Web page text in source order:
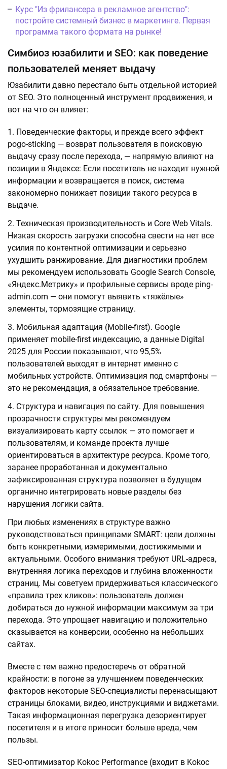
Курс "Из фрилансера в рекламное агентство":
постройте системный бизнес в маркетинге. Первая
программа такого формата на рынке!
Симбиоз юзабилити и SEO: как поведение
пользователей меняет выдачу
Юзабилити давно перестало быть отдельной историей
от SEO. Это полноценный инструмент продвижения, и
вот на что он влияет:
Поведенческие факторы, и прежде всего эффект
pogo-sticking — возврат пользователя в поисковую
выдачу сразу после перехода, — напрямую влияют на
позиции в Яндексе: Если посетитель не находит нужной
информации и возвращается в поиск, система
закономерно понижает позиции такого ресурса в
выдаче.
Техническая производительность и Core Web Vitals.
Низкая скорость загрузки способна свести на нет все
усилия по контентной оптимизации и серьезно
ухудшить ранжирование. Для диагностики проблем
мы рекомендуем использовать Google Search Console,
«Яндекс.Метрику» и профильные сервисы вроде ping-
admin.com — они помогут выявить «тяжёлые»
элементы, тормозящие страницу.
Мобильная адаптация (Mobile-first). Google
применяет mobile-first индексацию, а данные Digital
2025 для России показывают, что 95,5%
пользователей выходят в интернет именно с
мобильных устройств. Оптимизация под смартфоны —
это не рекомендация, а обязательное требование.
Структура и навигация по сайту. Для повышения
прозрачности структуры мы рекомендуем
визуализировать карту ссылок — это помогает и
пользователям, и команде проекта лучше
ориентироваться в архитектуре ресурса. Кроме того,
заранее проработанная и документально
зафиксированная структура позволяет в будущем
органично интегрировать новые разделы без
нарушения логики сайта.
При любых изменениях в структуре важно
руководствоваться принципами SMART: цели должны
быть конкретными, измеримыми, достижимыми и
актуальными. Особого внимания требуют URL-адреса,
внутренняя логика переходов и глубина вложенности
страниц. Мы советуем придерживаться классического
«правила трех кликов»: пользователь должен
добираться до нужной информации максимум за три
перехода. Это упрощает навигацию и положительно
сказывается на конверсии, особенно на небольших
сайтах.
Вместе с тем важно предостеречь от обратной
крайности: в погоне за улучшением поведенческих
факторов некоторые SEO-специалисты перенасыщают
страницы блоками, видео, инструкциями и виджетами.
Такая информационная перегрузка дезориентирует
посетителя и в итоге приносит больше вреда, чем
пользы.
SEO-оптимизатор Kokoc Performance (входит в Kokoc